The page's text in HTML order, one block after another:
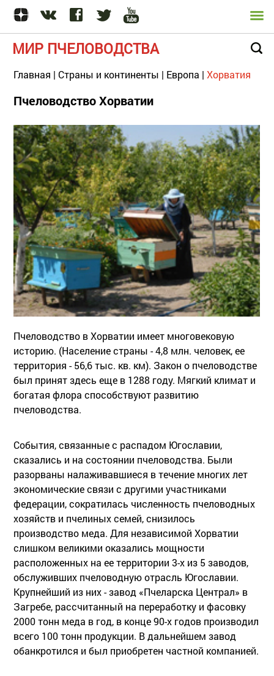
МИР ПЧЕЛОВОДСТВА
Главная | Страны и континенты | Европа | Хорватия
Пчеловодство Хорватии
Пчеловодство в Хорватии имеет многовековую
историю. (Население страны - 4,8 млн. человек, ее
территория - 56,6 тыс. кв. км). Закон о пчеловодстве
был принят здесь еще в 1288 году. Мягкий климат и
богатая флора способствуют развитию
пчеловодства.
События, связанные с распадом Югославии,
сказались и на состоянии пчеловодства. Были
разорваны налаживавшиеся в течение многих лет
экономические связи с другими участниками
федерации, сократилась численность пчеловодных
хозяйств и пчелиных семей, снизилось
производство меда. Для независимой Хорватии
слишком великими оказались мощности
расположенных на ее территории 3-х из 5 заводов,
обслуживших пчеловодную отрасль Югославии.
Крупнейший из них - завод «Пчеларска Централ» в
Загребе, рассчитанный на переработку и фасовку
2000 тонн меда в год, в конце 90-х годов производил
всего 100 тонн продукции. В дальнейшем завод
обанкротился и был приобретен частной компанией.